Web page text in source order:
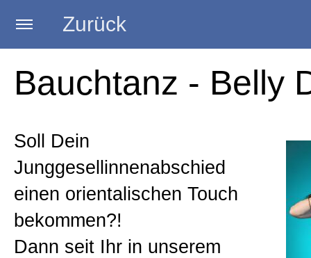
Zurück
Startseite
Strip Kurse
Burlesque Kurse
Bauchtanz - Belly
Soll Dein
Junggesellinnenabschied
einen orientalischen Touch
bekommen?!
Dann seit Ihr in unserem